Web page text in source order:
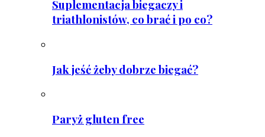
Suplementacja biegaczy i
triathlonistów, co brać i po co?
Jak jeść żeby dobrze biegać?
Paryż gluten free